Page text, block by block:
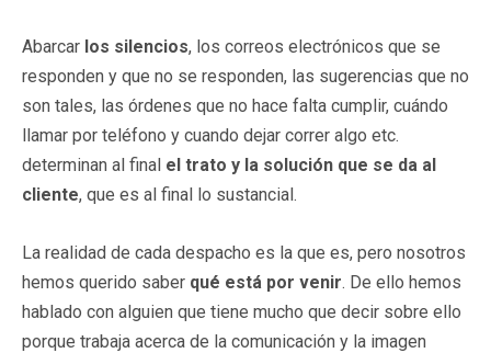
Abarcar los silencios, los correos electrónicos que se
responden y que no se responden, las sugerencias que no
son tales, las órdenes que no hace falta cumplir, cuándo
llamar por teléfono y cuando dejar correr algo etc.
determinan al final el trato y la solución que se da al
cliente, que es al final lo sustancial.
La realidad de cada despacho es la que es, pero nosotros
hemos querido saber qué está por venir. De ello hemos
hablado con alguien que tiene mucho que decir sobre ello
porque trabaja acerca de la comunicación y la imagen